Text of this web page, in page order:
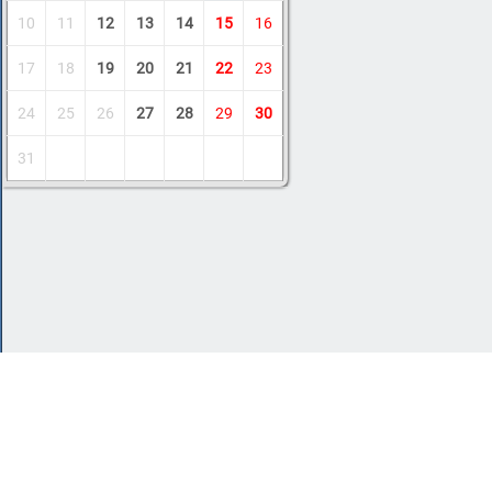
10 11 12 13 14 15 16
17 18 19 20 21 22 23
24 25 26 27 28 29 30
31